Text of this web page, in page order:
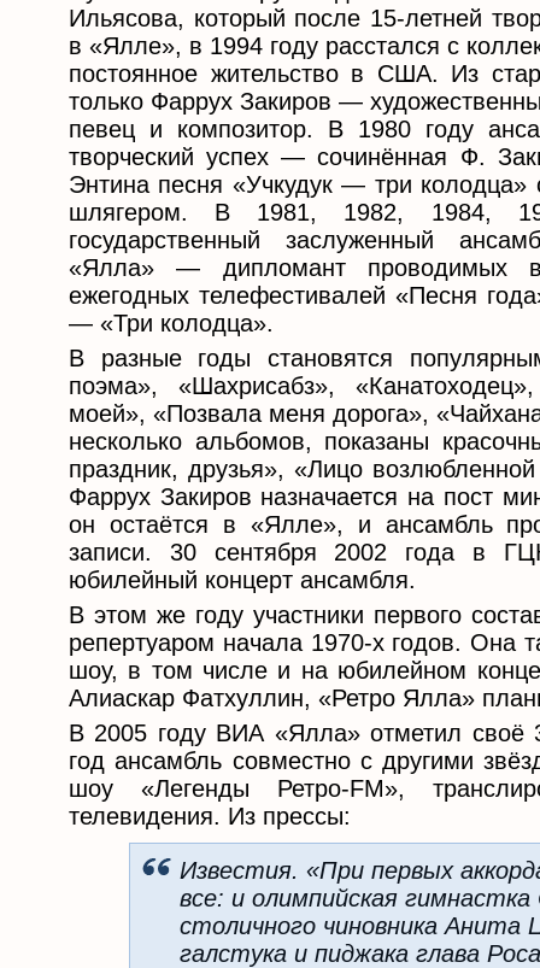
Ильясова, который после 15-летней
в «Ялле», в 1994 году расстался с
постоянное жительство в США. Из
только Фаррух Закиров —
певец и композитор. В 1980 году
творческий успех — сочинённая Ф.
Энтина песня «Учкудук — три
шлягером. В 1981, 1982, 1984,
государственный заслуженный
«Ялла» — дипломант проводимых
ежегодных телефестивалей «Песня
— «Три колодца».
В разные годы становятся
поэма», «Шахрисабз»,
моей», «Позвала меня дорога»,
несколько альбомов, показаны
праздник, друзья», «Лицо
Фаррух Закиров назначается на пост
он остаётся в «Ялле», и ансамбль
записи. 30 сентября 2002 года в
юбилейный концерт ансамбля.
В этом же году участники первого
репертуаром начала 1970-х годов. Она
шоу, в том числе и на юбилейном
Алиаскар Фатхуллин, «Ретро Ялла»
В 2005 году ВИА «Ялла» отметил своё
год ансамбль совместно с другими
шоу «Легенды Ретро-FM»,
телевидения. Из прессы:
Известия. «При первых
все: и олимпийская
столичного чиновника Анита
галстука и пиджака глава